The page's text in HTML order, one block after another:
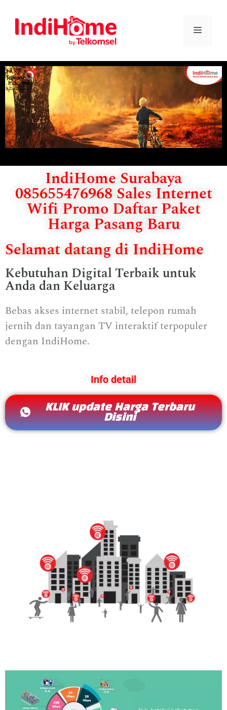
IndiHome Surabaya
085655476968 Sales Internet
Wifi Promo Daftar Paket
Harga Pasang Baru
Selamat datang di IndiHome
Kebutuhan Digital Terbaik untuk
Anda dan Keluarga
Bebas akses internet stabil, telepon rumah
jernih dan tayangan TV interaktif terpopuler
dengan IndiHome.
Info detail
KLIK update Harga Terbaru
Disini